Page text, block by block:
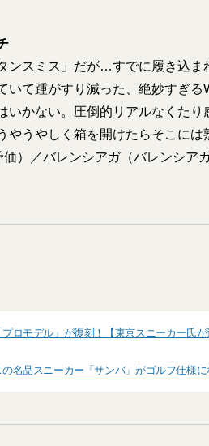
ンスミス」だが…すでに履き込
て踵がすり減った、絶妙すぎる
いかない。圧倒的リアルなくたり
うやしく箱を開けたらそこには
）／バレンシアガ（バレンシア
ロモデル」が復刻！【東京スニーカー氏
名品スニーカー「サンバ」がゴルフ仕様に